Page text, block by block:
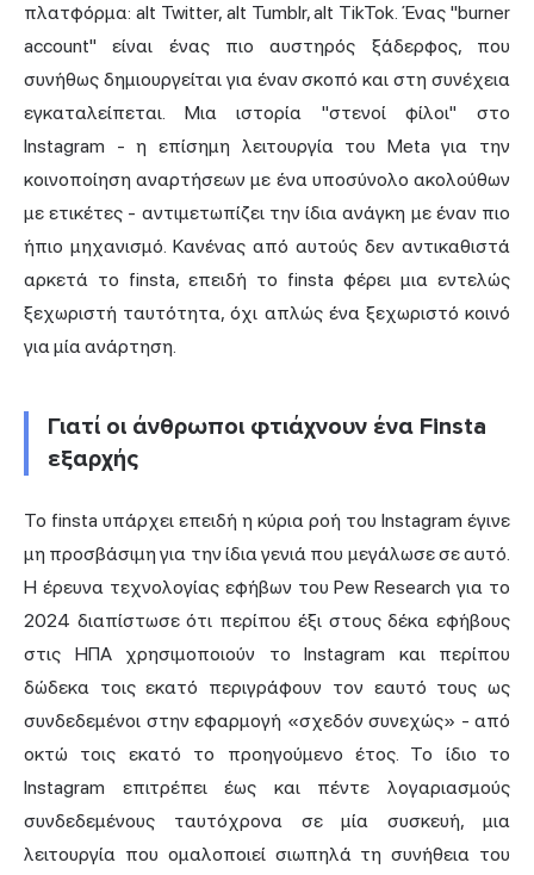
πλατφόρμα: alt Twitter, alt Tumblr, alt TikTok. Ένας "burner
account" είναι ένας πιο αυστηρός ξάδερφος, που
συνήθως δημιουργείται για έναν σκοπό και στη συνέχεια
εγκαταλείπεται. Μια ιστορία "στενοί φίλοι" στο
Instagram - η επίσημη λειτουργία του Meta για την
κοινοποίηση αναρτήσεων με ένα υποσύνολο ακολούθων
με ετικέτες - αντιμετωπίζει την ίδια ανάγκη με έναν πιο
ήπιο μηχανισμό. Κανένας από αυτούς δεν αντικαθιστά
αρκετά το finsta, επειδή το finsta φέρει μια εντελώς
ξεχωριστή ταυτότητα, όχι απλώς ένα ξεχωριστό κοινό
για μία ανάρτηση.
Γιατί οι άνθρωποι φτιάχνουν ένα Finsta
εξαρχής
Το finsta υπάρχει επειδή η κύρια ροή του Instagram έγινε
μη προσβάσιμη για την ίδια γενιά που μεγάλωσε σε αυτό.
Η έρευνα τεχνολογίας εφήβων του Pew Research για το
2024 διαπίστωσε ότι περίπου έξι στους δέκα εφήβους
στις ΗΠΑ χρησιμοποιούν το Instagram και περίπου
δώδεκα τοις εκατό περιγράφουν τον εαυτό τους ως
συνδεδεμένοι στην εφαρμογή «σχεδόν συνεχώς» - από
οκτώ τοις εκατό το προηγούμενο έτος. Το ίδιο το
Instagram επιτρέπει έως και πέντε λογαριασμούς
συνδεδεμένους ταυτόχρονα σε μία συσκευή, μια
λειτουργία που ομαλοποιεί σιωπηλά τη συνήθεια του